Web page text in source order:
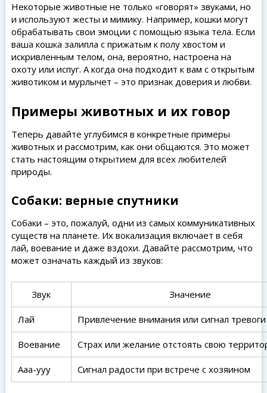
Некоторые животные не только «говорят» звуками, но
и используют жесты и мимику. Например, кошки могут
обрабатывать свои эмоции с помощью языка тела. Если
ваша кошка залипла с прижатым к полу хвостом и
искривленным телом, она, вероятно, настроена на
охоту или испуг. А когда она подходит к вам с открытым
животиком и мурлычет – это признак доверия и любви.
Примеры животных и их говор
Теперь давайте углубимся в конкретные примеры
животных и рассмотрим, как они общаются. Это может
стать настоящим открытием для всех любителей
природы.
Собаки: верные спутники
Собаки – это, пожалуй, одни из самых коммуникативных
существ на планете. Их вокализация включает в себя
лай, воевание и даже вздохи. Давайте рассмотрим, что
может означать каждый из звуков:
Звук Значение
Лай Привлечение внимания или сигнал тревоги
Воевание Страх или желание отстоять свою
Ааа-ууу Сигнал радости при встрече с хозяином